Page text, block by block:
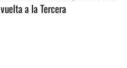
a la Tercera